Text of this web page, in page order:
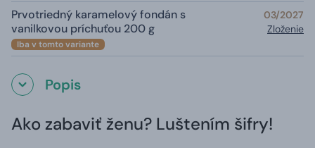
Prvotriedný karamelový fondán s
vanilkovou príchuťou 200 g
Iba v tomto variante
03/2027
Zloženie
Popis
Ako zabaviť ženu? Luštením šifry!